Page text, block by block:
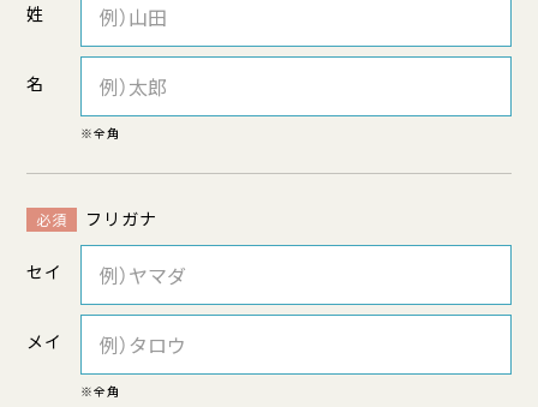
姓
名
※全角
必須 フリガナ
セイ
メイ
※全角